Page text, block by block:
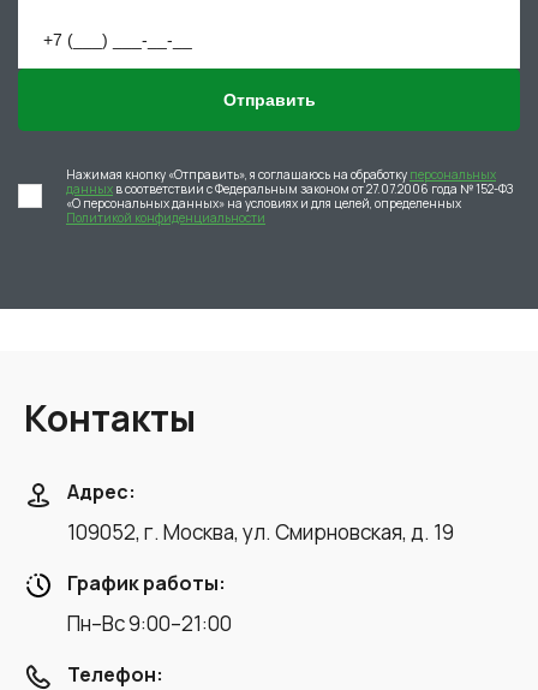
Отправить
Нажимая кнопку «Отправить», я соглашаюсь на обработку персональных
данных в соответствии с Федеральным законом от 27.07.2006 года № 152-ФЗ
«О персональных данных» на условиях и для целей, определенных
Политикой конфиденциальности
Контакты
Адрес:
109052, г. Москва, ул. Смирновская, д. 19
График работы:
Пн–Вс 9:00–21:00
Телефон: